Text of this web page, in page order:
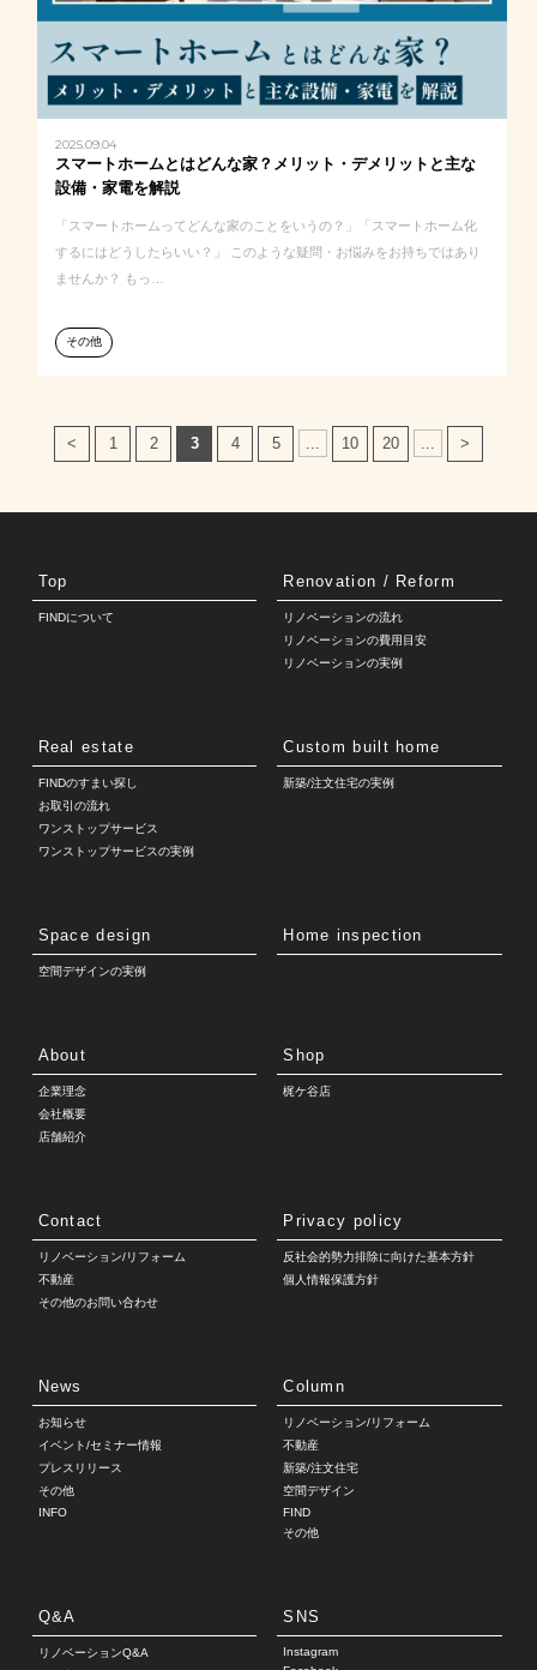
2025.09.04
スマートホームとはどんな家？メリット・デメリットと主な
設備・家電を解説
「スマートホームってどんな家のことをいうの？」「スマートホーム化
するにはどうしたらいい？」 このような疑問・お悩みをお持ちではあり
ませんか？ もっ…
その他
< 1 2 3 4 5 ... 10 20 ... >
Top
FINDについて
Renovation / Reform
リノベーションの流れ
リノベーションの費用目安
リノベーションの実例
Real estate
FINDのすまい探し
お取引の流れ
ワンストップサービス
ワンストップサービスの実例
Custom built home
新築/注文住宅の実例
Space design
空間デザインの実例
Home inspection
About
企業理念
会社概要
店舗紹介
Shop
梶ケ谷店
Contact
リノベーション/リフォーム
不動産
その他のお問い合わせ
Privacy policy
反社会的勢力排除に向けた基本方針
個人情報保護方針
News
お知らせ
イベント/セミナー情報
プレスリリース
その他
INFO
Column
リノベーション/リフォーム
不動産
新築/注文住宅
空間デザイン
FIND
その他
Q&A
リノベーションQ&A
SNS
Instagram